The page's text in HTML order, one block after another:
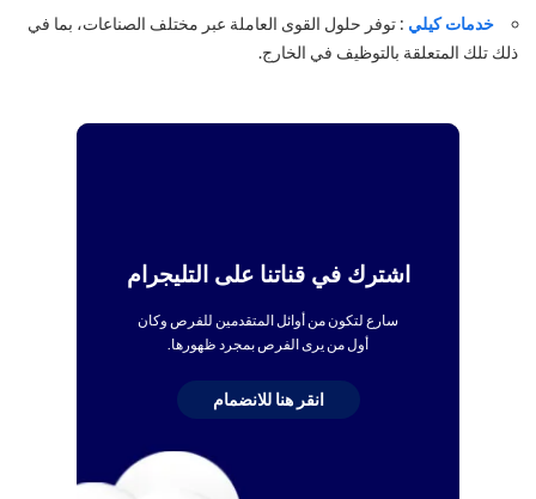
خدمات كيلي : توفر حلول القوى العاملة عبر مختلف الصناعات، بما في
ذلك تلك المتعلقة بالتوظيف في الخارج.
اشترك في قناتنا على التليجرام
سارع لتكون من أوائل المتقدمين للفرص وكان
أول من يرى الفرص بمجرد ظهورها.
انقر هنا للانضمام